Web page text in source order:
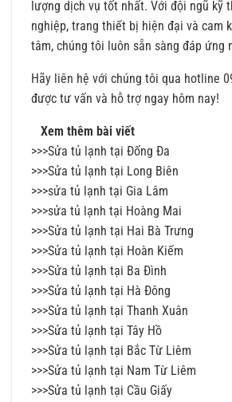
lượng dịch vụ tốt nhất. Với đội ngũ kỹ
nghiệp, trang thiết bị hiện đại và cam
tâm, chúng tôi luôn sẵn sàng đáp ứng
Hãy liên hệ với chúng tôi qua hotline
được tư vấn và hỗ trợ ngay hôm nay!
Xem thêm bài viết
>>>Sửa tủ lạnh tại Đống Đa
>>>Sửa tủ lạnh tại Long Biên
>>>sửa tủ lạnh tại Gia Lâm
>>>sửa tủ lạnh tại Hoàng Mai
>>>Sửa tủ lạnh tại Hai Bà Trưng
>>>Sửa tủ lạnh tại Hoàn Kiếm
>>>Sửa tủ lạnh tại Ba Đình
>>>Sửa tủ lạnh tại Hà Đông
>>>Sửa tủ lạnh tại Thanh Xuân
>>>Sửa tủ lạnh tại Tây Hồ
>>>Sửa tủ lạnh tại Bắc Từ Liêm
>>>Sửa tủ lạnh tại Nam Từ Liêm
>>>Sửa tủ lạnh tại Cầu Giấy